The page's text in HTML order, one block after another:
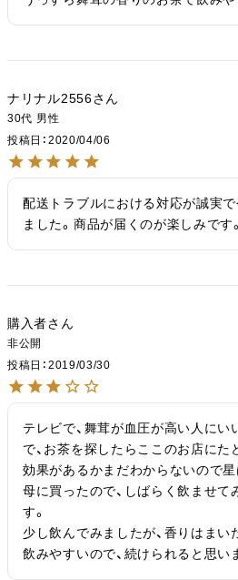
ナリナル2556
30代 男性
投稿日
2020/04/06
配送トラブルにおける対応が誠実
ました。商品が届くのが楽しみです。
購入者
非公開
投稿日
2019/03/30
テレビで、舞茸が血圧が高い人に
で、お茶を探したらここのお店にた
効果があるかまだわからないので星
母に買ったので、しばらく飲ませて
す。
少し飲んでみましたが、香りはまい
飲みやすいので、続けられると思い